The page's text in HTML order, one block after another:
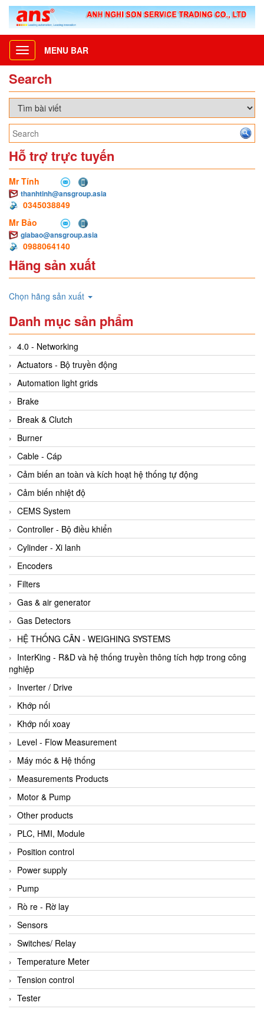
Toggle
navigation
MENU BAR
Search
Hỗ trợ trực tuyến
Mr Tính
thanhtinh@ansgroup.asia
0345038849
Mr Bảo
giabao@ansgroup.asia
0988064140
Hãng sản xuất
Chọn hãng sản xuất
Danh mục sản phẩm
4.0 - Networking
Actuators - Bộ truyền động
Automation light grids
Brake
Break & Clutch
Burner
Cable - Cáp
Cảm biến an toàn và kích hoạt hệ thống tự động
Cảm biến nhiệt độ
CEMS System
Controller - Bộ điều khiển
Cylinder - Xi lanh
Encoders
Filters
Gas & air generator
Gas Detectors
HỆ THỐNG CÂN - WEIGHING SYSTEMS
InterKing - R&D và hệ thống truyền thông tích hợp trong công
nghiệp
Inverter / Drive
Khớp nối
Khớp nối xoay
Level - Flow Measurement
Máy móc & Hệ thống
Measurements Products
Motor & Pump
Other products
PLC, HMI, Module
Position control
Power supply
Pump
Rò re - Rờ lay
Sensors
Switches/ Relay
Temperature Meter
Tension control
Tester